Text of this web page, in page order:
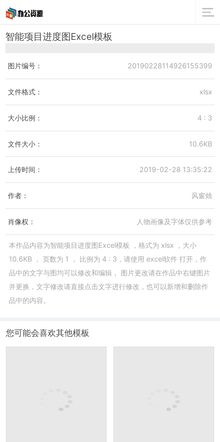
智能项目进度图Excel模板
图片编号： 20190228114926155399
文件格式： xlsx
大小比例： 4 : 3
文件大小： 10.6KB
上传时间： 2019-02-28 13:35:22
作者： 风窗烛
肖像权： 人物画像及字体仅供参考
本作品内容为智能项目进度图Excel模板 ，格式为 xlsx
，大小
10.6KB， 页数为 1 ， 比例为 4 : 3 ，请使用 excel软件 打开，作
品中的文字与图均可以修改和编辑， 图片更改请在作品中右键图片
并更换，文字修改请直接点击文字进行修改，也可以新增和删除作
品中的内容。
您可能会喜欢其他模板